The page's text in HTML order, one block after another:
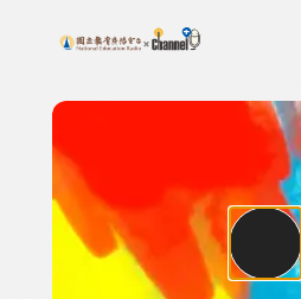
上方功能區塊
搜尋關鍵字：可輸入節目名稱